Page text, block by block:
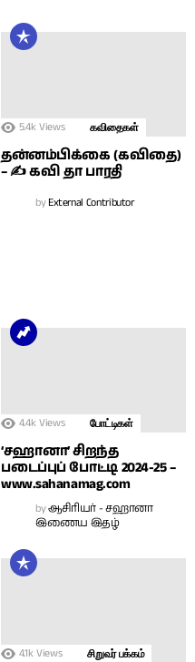
5.4k Views கவிதைகள்
தன்னம்பிக்கை (கவிதை)
– ✍ கவி தா பாரதி
byExternal Contributor
4.4k Views போட்டிகள்
‘சஹானா’ சிறந்த
படைப்புப் போட்டி 2024-25 –
www.sahanamag.com
byஆசிரியர் - சஹானா
இணைய இதழ்
4.1k Views சிறுவர் பக்கம்